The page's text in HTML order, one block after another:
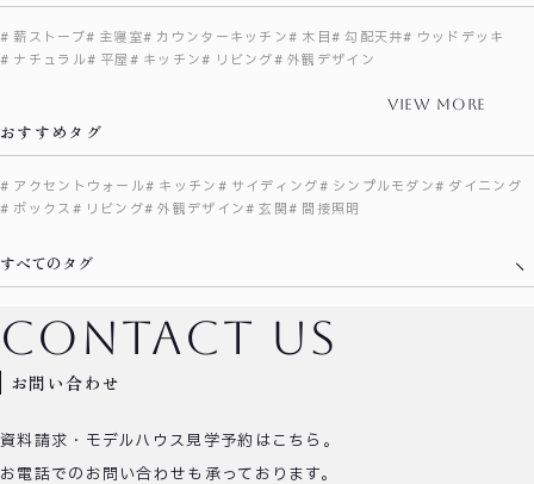
薪ストーブ 主寝室 カウンターキッチン 木目 勾配天井
ウッドデッキ
ナチュラル
平屋 キッチン リビング 外観デザイン
view more
おすすめタグ
アクセントウォール キッチン サイディング シンプルモダン
ダイニング
ボックス
リビング 外観デザイン 玄関 間接照明
すべてのタグ
お問い合わせ
contact us
資料請求・モデルハウス見学予約はこちら。
お電話でのお問い合わせも承っております。